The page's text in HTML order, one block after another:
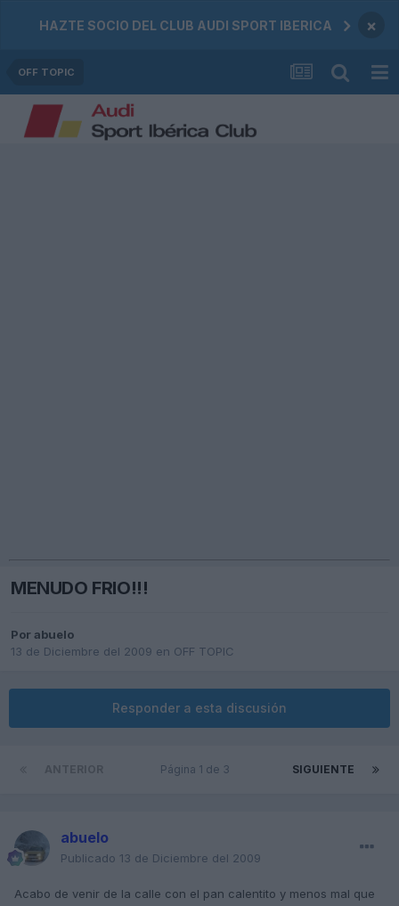
HAZTE SOCIO DEL CLUB AUDI SPORT IBERICA ×
OFF TOPIC
MENUDO FRIO!!!
Por abuelo
13 de Diciembre del 2009 en OFF TOPIC
Responder a esta discusión
SIGUIENTE
Página 1 de 3
abuelo
Publicado 13 de Diciembre del 2009
Acabo de venir de la calle con el pan calentito y menos mal que